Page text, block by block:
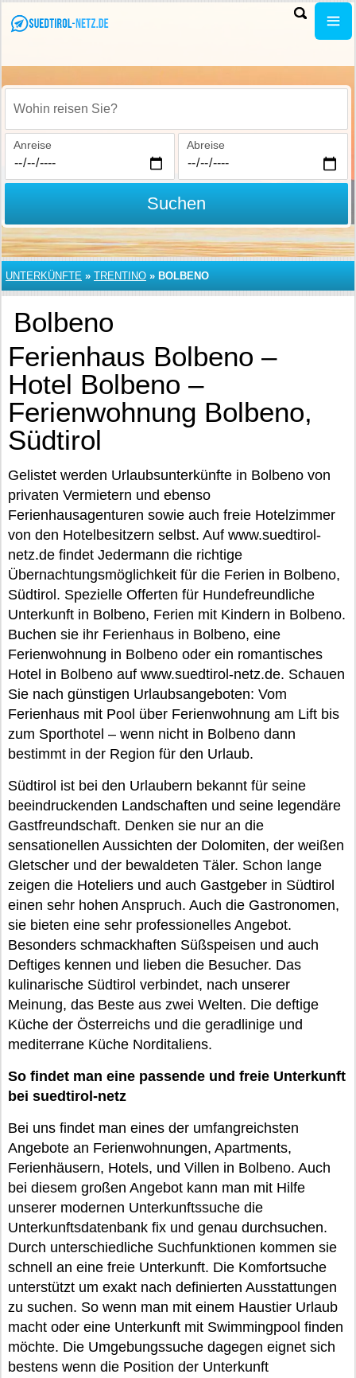
Wohin reisen Sie?
Anreise Abreise
Suchen
UNTERKÜNFTE » TRENTINO » BOLBENO
Bolbeno
Ferienhaus Bolbeno –
Hotel Bolbeno –
Ferienwohnung Bolbeno,
Südtirol
Gelistet werden Urlaubsunterkünfte in Bolbeno von
privaten Vermietern und ebenso
Ferienhausagenturen sowie auch freie Hotelzimmer
von den Hotelbesitzern selbst. Auf www.suedtirol-
netz.de findet Jedermann die richtige
Übernachtungsmöglichkeit für die Ferien in Bolbeno,
Südtirol. Spezielle Offerten für Hundefreundliche
Unterkunft in Bolbeno, Ferien mit Kindern in Bolbeno.
Buchen sie ihr Ferienhaus in Bolbeno, eine
Ferienwohnung in Bolbeno oder ein romantisches
Hotel in Bolbeno auf www.suedtirol-netz.de. Schauen
Sie nach günstigen Urlaubsangeboten: Vom
Ferienhaus mit Pool über Ferienwohnung am Lift bis
zum Sporthotel – wenn nicht in Bolbeno dann
bestimmt in der Region für den Urlaub.
Südtirol ist bei den Urlaubern bekannt für seine
beeindruckenden Landschaften und seine legendäre
Gastfreundschaft. Denken sie nur an die
sensationellen Aussichten der Dolomiten, der weißen
Gletscher und der bewaldeten Täler. Schon lange
zeigen die Hoteliers und auch Gastgeber in Südtirol
einen sehr hohen Anspruch. Auch die Gastronomen,
sie bieten eine sehr professionelles Angebot.
Besonders schmackhaften Süßspeisen und auch
Deftiges kennen und lieben die Besucher. Das
kulinarische Südtirol verbindet, nach unserer
Meinung, das Beste aus zwei Welten. Die deftige
Küche der Österreichs und die geradlinige und
mediterrane Küche Norditaliens.
So findet man eine passende und freie Unterkunft
bei suedtirol-netz
Bei uns findet man eines der umfangreichsten
Angebote an Ferienwohnungen, Apartments,
Ferienhäusern, Hotels, und Villen in Bolbeno. Auch
bei diesem großen Angebot kann man mit Hilfe
unserer modernen Unterkunftssuche die
Unterkunftsdatenbank fix und genau durchsuchen.
Durch unterschiedliche Suchfunktionen kommen sie
schnell an eine freie Unterkunft. Die Komfortsuche
unterstützt um exakt nach definierten Ausstattungen
zu suchen. So wenn man mit einem Haustier Urlaub
macht oder eine Unterkunft mit Swimmingpool finden
möchte. Die Umgebungssuche dagegen eignet sich
bestens wenn die Position der Unterkunft